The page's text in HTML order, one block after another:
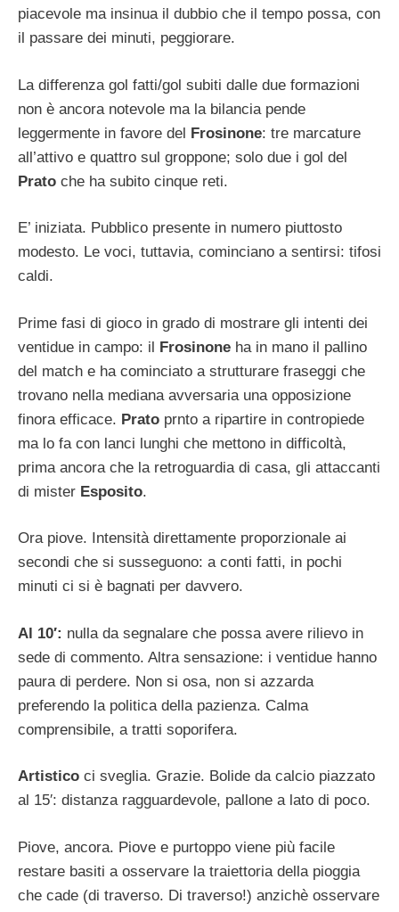
piacevole ma insinua il dubbio che il tempo possa, con
il passare dei minuti, peggiorare.
La differenza gol fatti/gol subiti dalle due formazioni
non è ancora notevole ma la bilancia pende
leggermente in favore del Frosinone: tre marcature
all’attivo e quattro sul groppone; solo due i gol del
Prato che ha subito cinque reti.
E’ iniziata. Pubblico presente in numero piuttosto
modesto. Le voci, tuttavia, cominciano a sentirsi: tifosi
caldi.
Prime fasi di gioco in grado di mostrare gli intenti dei
ventidue in campo: il Frosinone ha in mano il pallino
del match e ha cominciato a strutturare fraseggi che
trovano nella mediana avversaria una opposizione
finora efficace. Prato prnto a ripartire in contropiede
ma lo fa con lanci lunghi che mettono in difficoltà,
prima ancora che la retroguardia di casa, gli attaccanti
di mister Esposito.
Ora piove. Intensità direttamente proporzionale ai
secondi che si susseguono: a conti fatti, in pochi
minuti ci si è bagnati per davvero.
Al 10′: nulla da segnalare che possa avere rilievo in
sede di commento. Altra sensazione: i ventidue hanno
paura di perdere. Non si osa, non si azzarda
preferendo la politica della pazienza. Calma
comprensibile, a tratti soporifera.
Artistico ci sveglia. Grazie. Bolide da calcio piazzato
al 15′: distanza ragguardevole, pallone a lato di poco.
Piove, ancora. Piove e purtoppo viene più facile
restare basiti a osservare la traiettoria della pioggia
che cade (di traverso. Di traverso!) anzichè osservare